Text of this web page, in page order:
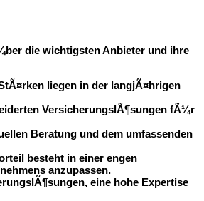
die wichtigsten Anbieter und ihre
liegen in der langjÃ¤hrigen
VersicherungslÃ¶sungen fÃ¼r
Beratung und dem umfassenden
besteht in einer engen
anzupassen.
eine hohe Expertise